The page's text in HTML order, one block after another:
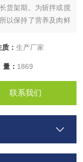
货架期。为斩拌或搅
以保持了营养及肉鲜
分和蛋白的损失，也
： 生产厂家
： 1869
联系我们